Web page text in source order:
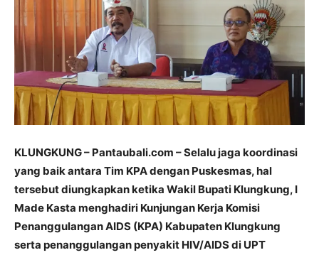
KLUNGKUNG – Pantaubali.com – Selalu jaga koordinasi
yang baik antara Tim KPA dengan Puskesmas, hal
tersebut diungkapkan ketika Wakil Bupati Klungkung, I
Made Kasta menghadiri Kunjungan Kerja Komisi
Penanggulangan AIDS (KPA) Kabupaten Klungkung
serta penanggulangan penyakit HIV/AIDS di UPT